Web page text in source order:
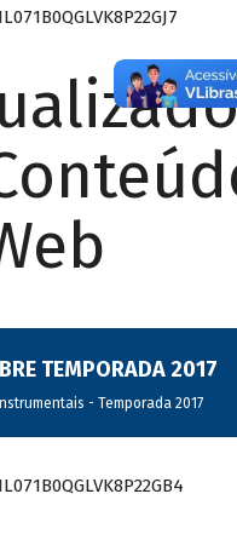
TEMPORADA 2017
- Temporada 2017